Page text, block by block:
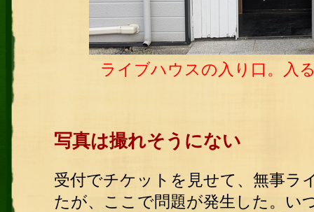
ライブハウスの入り口。入
写真は撮れそうにない
受付でチケットを見せて、無事ラ
たが、ここで問題が発生した。い